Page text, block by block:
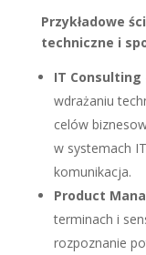
Przykładowe
techniczne i
IT Consulting
wdrażaniu
celów
w systemach
komunikacja.
Product
terminach i
rozpoznanie